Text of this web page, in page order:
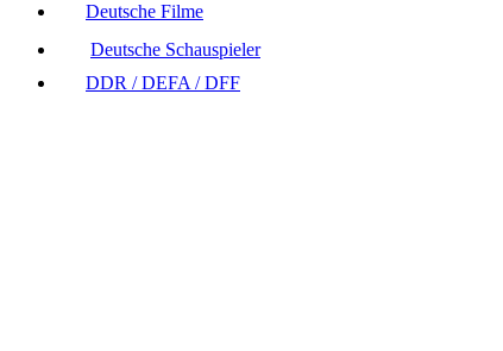
Deutsche Filme
Deutsche Schauspieler
DDR / DEFA / DFF